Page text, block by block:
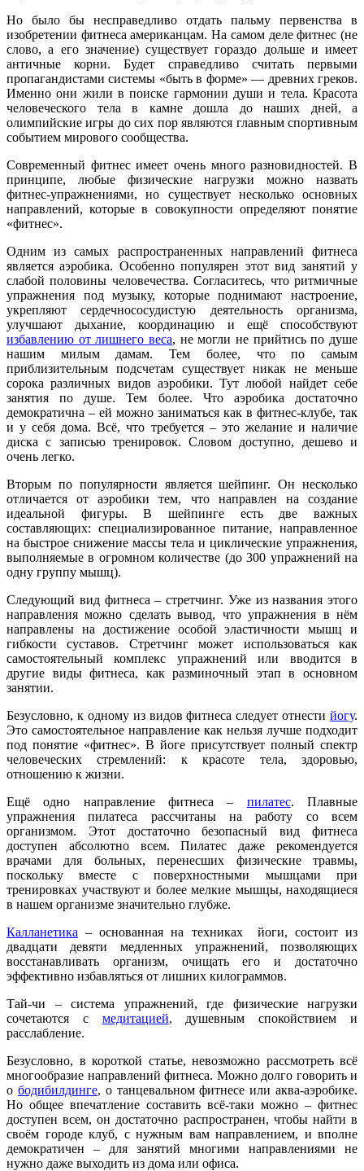
Но было бы несправедливо отдать пальму первенства в
изобретении фитнеса американцам. На самом деле фитнес (не
слово, а его значение) существует гораздо дольше и имеет
античные корни. Будет справедливо считать первыми
пропагандистами системы «быть в форме» — древних греков.
Именно они жили в поиске гармонии души и тела. Красота
человеческого тела в камне дошла до наших дней, а
олимпийские игры до сих пор являются главным спортивным
событием мирового сообщества.
Современный фитнес имеет очень много разновидностей. В
принципе, любые физические нагрузки можно назвать
фитнес-упражнениями, но существует несколько основных
направлений, которые в совокупности определяют понятие
«фитнес».
Одним из самых распространенных направлений фитнеса
является аэробика. Особенно популярен этот вид занятий у
слабой половины человечества. Согласитесь, что ритмичные
упражнения под музыку, которые поднимают настроение,
укрепляют сердечнососудистую деятельность организма,
улучшают дыхание, координацию и ещё способствуют
избавлению от лишнего веса, не могли не прийтись по душе
нашим милым дамам. Тем более, что по самым
приблизительным подсчетам существует никак не меньше
сорока различных видов аэробики. Тут любой найдет себе
занятия по душе. Тем более. Что аэробика достаточно
демократична – ей можно заниматься как в фитнес-клубе, так
и у себя дома. Всё, что требуется – это желание и наличие
диска с записью тренировок. Словом доступно, дешево и
очень легко.
Вторым по популярности является шейпинг. Он несколько
отличается от аэробики тем, что направлен на создание
идеальной фигуры. В шейпинге есть две важных
составляющих: специализированное питание, направленное
на быстрое снижение массы тела и циклические упражнения,
выполняемые в огромном количестве (до 300 упражнений на
одну группу мышц).
Следующий вид фитнеса – стретчинг. Уже из названия этого
направления можно сделать вывод, что упражнения в нём
направлены на достижение особой эластичности мышц и
гибкости суставов. Стретчинг может использоваться как
самостоятельный комплекс упражнений или вводится в
другие виды фитнеса, как разминочный этап в основном
занятии.
Безусловно, к одному из видов фитнеса следует отнести йогу.
Это самостоятельное направление как нельзя лучше подходит
под понятие «фитнес». В йоге присутствует полный спектр
человеческих стремлений: к красоте тела, здоровью,
отношению к жизни.
Ещё одно направление фитнеса – пилатес. Плавные
упражнения пилатеса рассчитаны на работу со всем
организмом. Этот достаточно безопасный вид фитнеса
доступен абсолютно всем. Пилатес даже рекомендуется
врачами для больных, перенесших физические травмы,
поскольку вместе с поверхностными мышцами при
тренировках участвуют и более мелкие мышцы, находящиеся
в нашем организме значительно глубже.
Калланетика – основанная на техниках йоги, состоит из
двадцати девяти медленных упражнений, позволяющих
восстанавливать организм, очищать его и достаточно
эффективно избавляться от лишних килограммов.
Тай-чи – система упражнений, где физические нагрузки
сочетаются с медитацией, душевным спокойствием и
расслабление.
Безусловно, в короткой статье, невозможно рассмотреть всё
многообразие направлений фитнеса. Можно долго говорить и
о бодибилдинге, о танцевальном фитнесе или аква-аэробике.
Но общее впечатление составить всё-таки можно – фитнес
доступен всем, он достаточно распространен, чтобы найти в
своём городе клуб, с нужным вам направлением, и вполне
демократичен – для занятий многими направлениями не
нужно даже выходить из дома или офиса.